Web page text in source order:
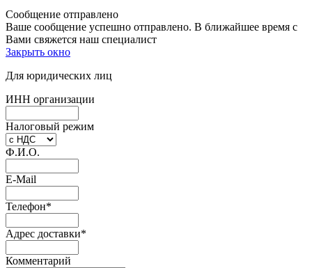
Сообщение отправлено
Ваше сообщение успешно отправлено. В ближайшее время с
Вами свяжется наш специалист
Закрыть окно
Для юридических лиц
ИНН организации
Налоговый режим
Ф.И.О.
E-Mail
Телефон*
Адрес доставки*
Комментарий